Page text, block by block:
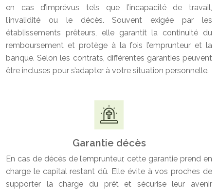
en cas d’imprévus tels que l’incapacité de travail,
l’invalidité ou le décès. Souvent exigée par les
établissements prêteurs, elle garantit la continuité du
remboursement et protège à la fois l’emprunteur et la
banque. Selon les contrats, différentes garanties peuvent
être incluses pour s’adapter à votre situation personnelle.
Garantie décès
En cas de décès de l’emprunteur, cette garantie prend en
charge le capital restant dû. Elle évite à vos proches de
supporter la charge du prêt et sécurise leur avenir